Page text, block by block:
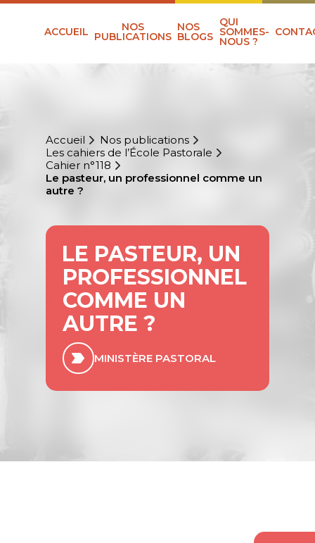
ACCUEIL NOS
PUBLICATIONS
NOS
BLOGS
QUI
SOMMES-
NOUS ?
Accueil
Nos publications
Les cahiers de l’École Pastorale
Cahier n°118
Le pasteur, un professionnel comme un
autre ?
LE PASTEUR, UN
PROFESSIONNEL
COMME UN
AUTRE ?
MINISTÈRE PASTORAL